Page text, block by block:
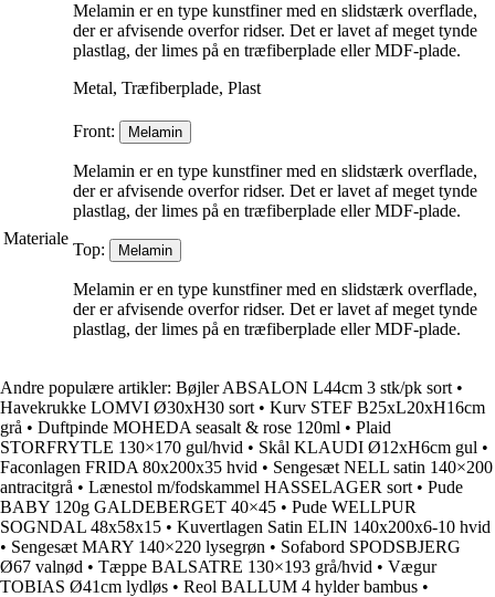
Melamin er en type kunstfiner med en slidstærk overflade,
der er afvisende overfor ridser. Det er lavet af meget tynde
plastlag, der limes på en træfiberplade eller MDF-plade.
Metal, Træfiberplade, Plast
Materiale
Front: Melamin
Melamin er en type kunstfiner med en slidstærk overflade,
der er afvisende overfor ridser. Det er lavet af meget tynde
plastlag, der limes på en træfiberplade eller MDF-plade.
Top: Melamin
Melamin er en type kunstfiner med en slidstærk overflade,
der er afvisende overfor ridser. Det er lavet af meget tynde
plastlag, der limes på en træfiberplade eller MDF-plade.
Andre populære artikler: Bøjler ABSALON L44cm 3 stk/pk sort•
Havekrukke LOMVI Ø30xH30 sort• Kurv STEF B25xL20xH16cm
grå • Duftpinde MOHEDA seasalt & rose 120ml • Plaid
STORFRYTLE 130×170 gul/hvid • Skål KLAUDI Ø12xH6cm gul •
Faconlagen FRIDA 80x200x35 hvid • Sengesæt NELL satin 140×200
antracitgrå • Lænestol m/fodskammel HASSELAGER sort• Pude
BABY 120g GALDEBERGET 40×45 • Pude WELLPUR
SOGNDAL 48x58x15 • Kuvertlagen Satin ELIN 140x200x6-10 hvid
• Sengesæt MARY 140×220 lysegrøn • Sofabord SPODSBJERG
Ø67 valnød • Tæppe BALSATRE 130×193 grå/hvid • Vægur
TOBIAS Ø41cm lydløs • Reol BALLUM 4 hylder bambus •